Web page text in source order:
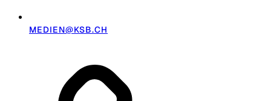
MEDIEN@KSB.CH